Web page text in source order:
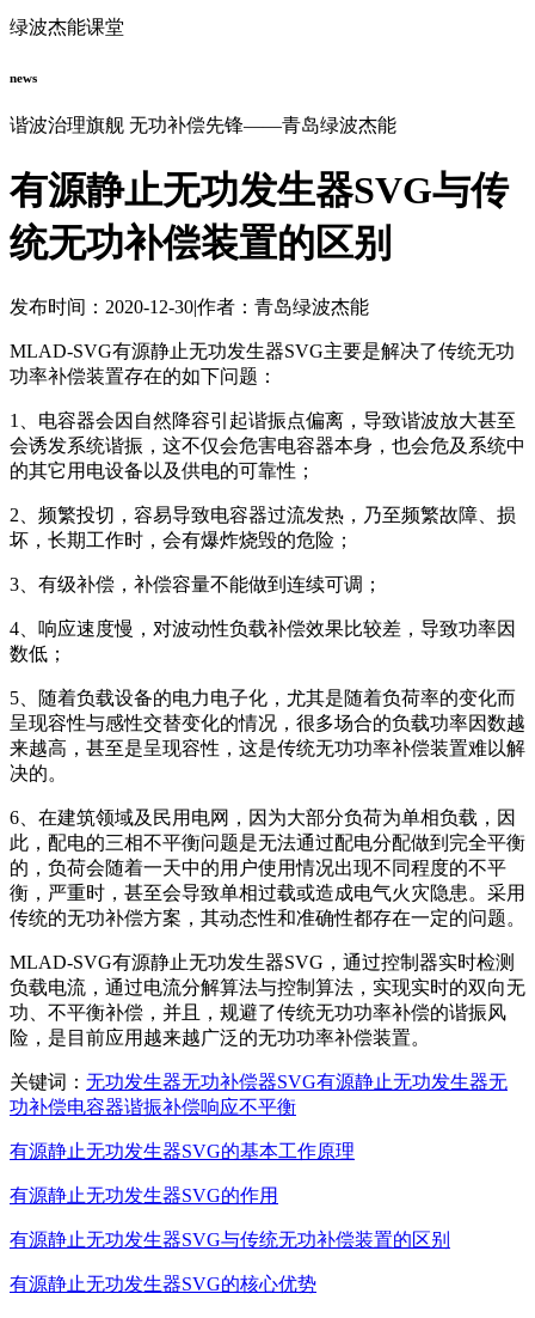
绿波杰能课堂
news
谐波治理旗舰 无功补偿先锋——青岛绿波杰能
有源静止无功发生器SVG与传
统无功补偿装置的区别
发布时间：2020-12-30|作者：青岛绿波杰能
MLAD-SVG有源静止无功发生器SVG主要是解决了传统无功
功率补偿装置存在的如下问题：
1、电容器会因自然降容引起谐振点偏离，导致谐波放大甚至
会诱发系统谐振，这不仅会危害电容器本身，也会危及系统中
的其它用电设备以及供电的可靠性；
2、频繁投切，容易导致电容器过流发热，乃至频繁故障、损
坏，长期工作时，会有爆炸烧毁的危险；
3、有级补偿，补偿容量不能做到连续可调；
4、响应速度慢，对波动性负载补偿效果比较差，导致功率因
数低；
5、随着负载设备的电力电子化， 尤其是随着负荷率的变化而
呈现容性与感性交替变化的情况， 很多场合的负载功率因数越
来越高，甚至是呈现容性，这是传统无功功率补偿装置难以解
决的。
6、在建筑领域及民用电网，因为大部分负荷为单相负载，因
此，配电的三相不平衡问题是无法通过配电分配做到完全平衡
的，负荷会随着一天中的用户使用情况出现不同程度的不平
衡，严重时，甚至会导致单相过载或造成电气火灾隐患。采用
传统的无功补偿方案，其动态性和准确性都存在一定的问题。
MLAD-SVG有源静止无功发生器SVG，通过控制器实时检测
负载电流，通过电流分解算法与控制算法，实现实时的双向无
功、不平衡补偿，并且，规避了传统无功功率补偿的谐振风
险，是目前应用越来越广泛的无功功率补偿装置。
关键词： 无功发生器无功补偿器SVG有源静止无功发生器无
功补偿电容器谐振补偿响应不平衡
有源静止无功发生器SVG的基本工作原理
有源静止无功发生器SVG的作用
有源静止无功发生器SVG与传统无功补偿装置的区别
有源静止无功发生器SVG的核心优势